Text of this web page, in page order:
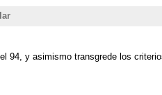
94, y asimismo transgrede los